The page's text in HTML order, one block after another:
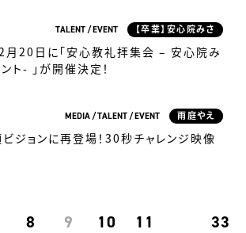
TALENT EVENT 【卒業】安心院みさ
月20日に「安心教礼拝集会 – 安心院み
ト- 」が開催決定！
MEDIA TALENT EVENT 雨庭やえ
ビジョンに再登場！30秒チャレンジ映像
8 9 10 11 33